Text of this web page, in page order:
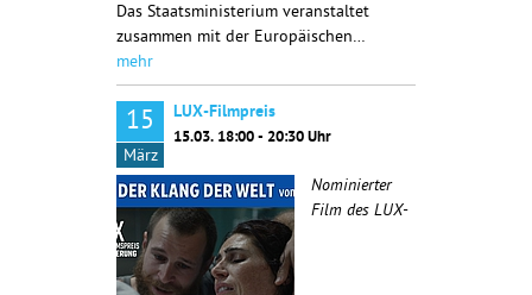
Das Staatsministerium veranstaltet
zusammen mit der Europäischen…
mehr
15
März
LUX-Filmpreis
15.03. 18:00 - 20:30 Uhr
Nominierter
Film des LUX-